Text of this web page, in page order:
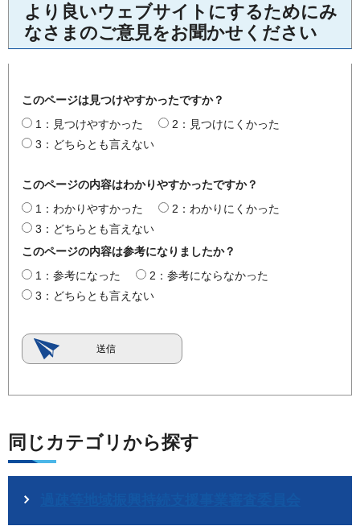
より良いウェブサイトにするためにみ
なさまのご意見をお聞かせください
このページは見つけやすかったですか？
1：見つけやすかった
2：見つけにくかった
3：どちらとも言えない
このページの内容はわかりやすかったですか？
1：わかりやすかった
2：わかりにくかった
3：どちらとも言えない
このページの内容は参考になりましたか？
1：参考になった
2：参考にならなかった
3：どちらとも言えない
同じカテゴリから探す